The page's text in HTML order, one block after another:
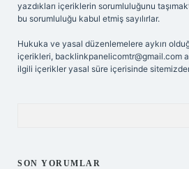
yazdıkları içeriklerin sorumluluğunu
bu sorumluluğu kabul etmiş sayılırlar.
Hukuka ve yasal düzenlemelere aykırı
içerikleri, backlinkpanelicomtr@gmail.com
ilgili içerikler yasal süre içerisinde
SON YORUMLAR